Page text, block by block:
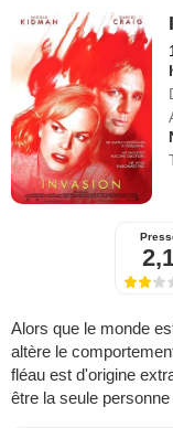
Alors que le monde
altère le
fléau est d'origine
être la seule